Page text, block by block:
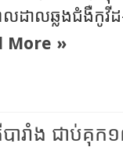
លដាលឆ្លងជំងឺកូ
More »
ារាំង ជាប់គុក